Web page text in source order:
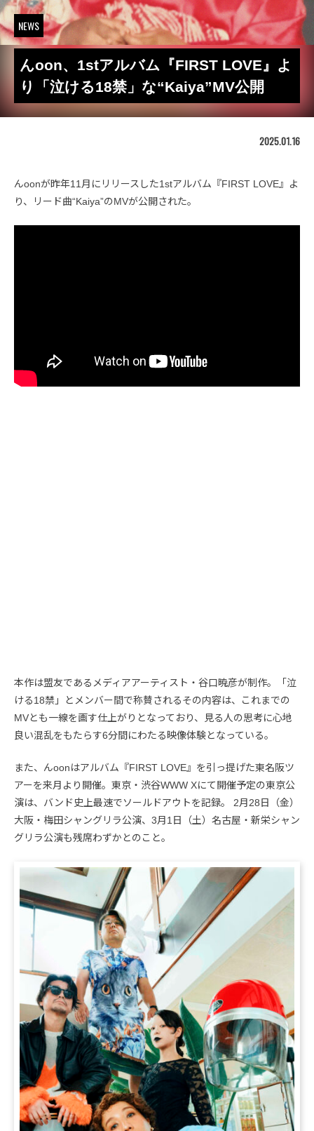
NEWS
んoon、1stアルバム『FIRST LOVE』よ
り「泣ける18禁」な“Kaiya”MV公開
2025.01.16
んoonが昨年11月にリリースした1stアルバム『FIRST LOVE』よ
り、リード曲“Kaiya”のMVが公開された。
本作は盟友であるメディアアーティスト・谷口暁彦が制作。「泣
ける18禁」とメンバー間で称賛されるその内容は、これまでの
MVとも一線を画す仕上がりとなっており、見る人の思考に心地
良い混乱をもたらす6分間にわたる映像体験となっている。
また、んoonはアルバム『FIRST LOVE』を引っ提げた東名阪ツ
アーを来月より開催。東京・渋谷WWW Xにて開催予定の東京公
演は、バンド史上最速でソールドアウトを記録。 2月28日（金）
大阪・梅田シャングリラ公演、3月1日（土）名古屋・新栄シャン
グリラ公演も残席わずかとのこと。